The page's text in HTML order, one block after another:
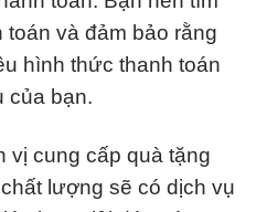
và đảm bảo rằng
hình thức thanh toán
của bạn.
vị cung cấp quà tặng
lượng sẽ có dịch vụ